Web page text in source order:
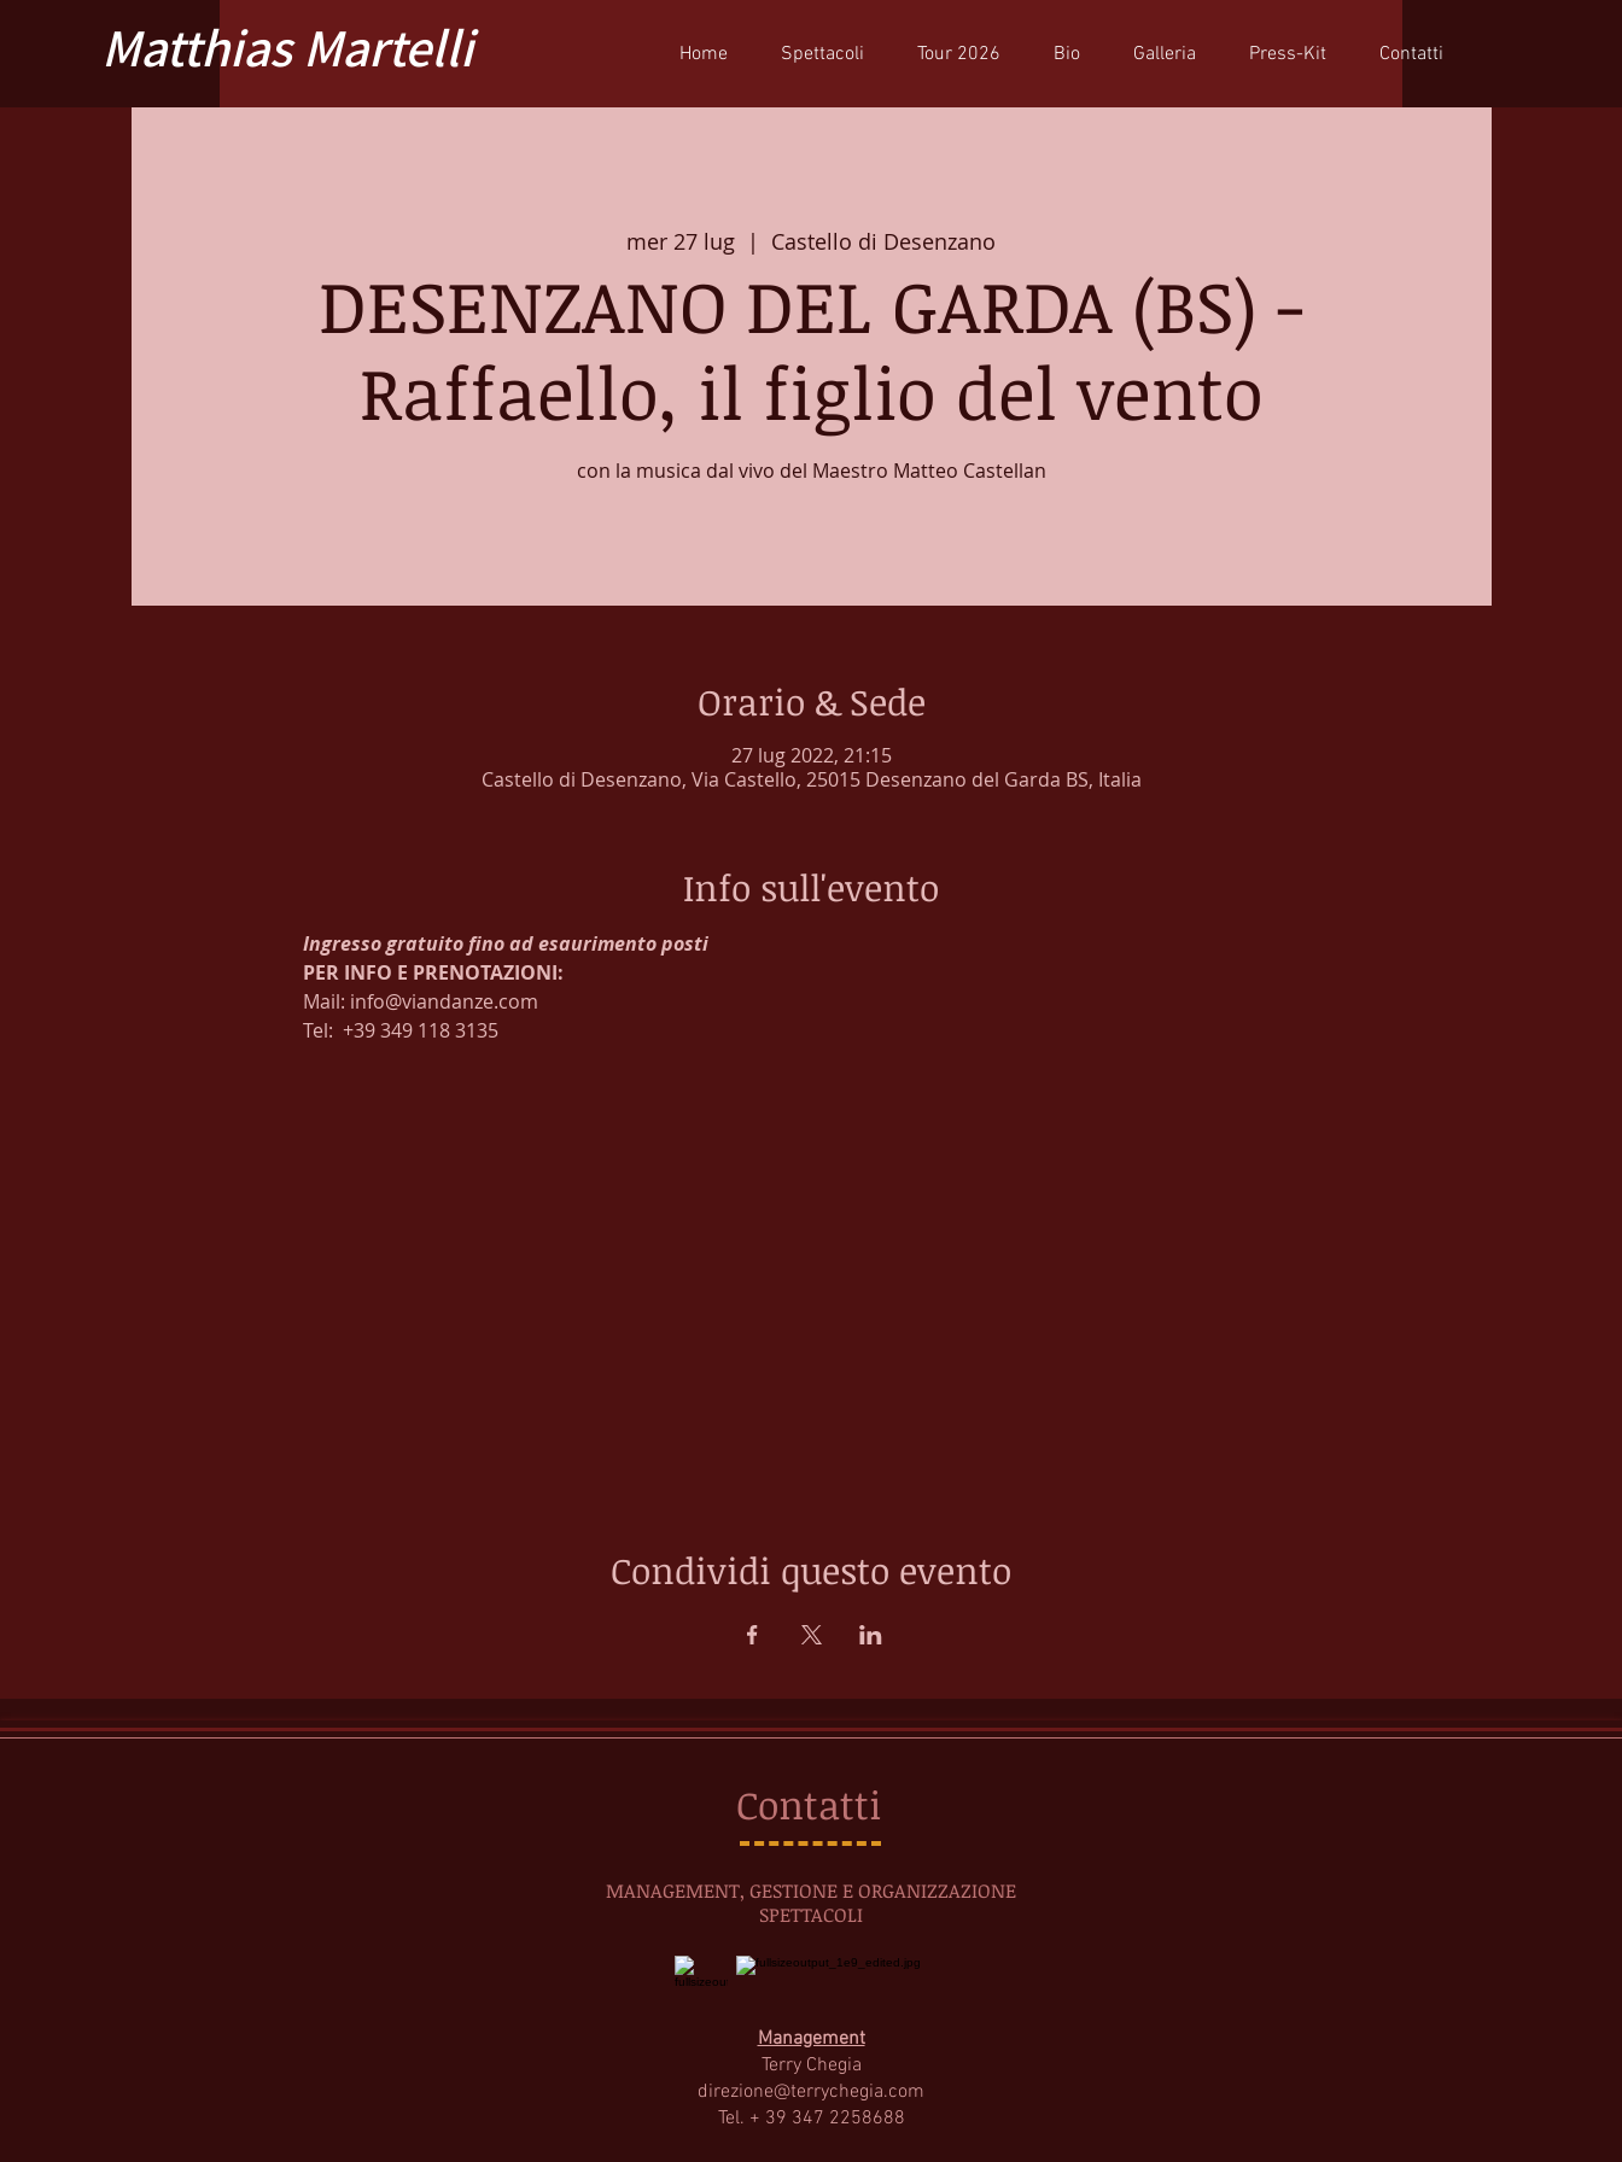
Matthias Martelli Home Spettacoli Tour 2026 Bio Galleria Press-Kit Contatti
mer 27 lug
  |
Castello di Desenzano
DESENZANO DEL GARDA (BS) -
Raffaello, il figlio del vento
con la musica dal vivo del Maestro Matteo Castellan
Orario & Sede
27 lug 2022, 21:15
Castello di Desenzano, Via Castello, 25015 Desenzano del Garda BS, Italia
Info sull'evento
Ingresso gratuito fino ad esaurimento posti
PER INFO E PRENOTAZIONI:
Mail: info@viandanze.com
Tel:  +39 349 118 3135
Condividi questo evento
MANAGEMENT, GESTIONE E ORGANIZZAZIONE
SPETTACOLI
Management
Terry Chegia
direzione@terrychegia.com
Tel. + 39 347 2258688
Contatti